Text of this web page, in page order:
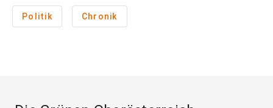
Politik Chronik